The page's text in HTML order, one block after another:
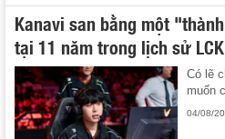
Kanavi san bằng một
tại 11 năm trong lịch sử LCK
Có lẽ
muốn
04/08/